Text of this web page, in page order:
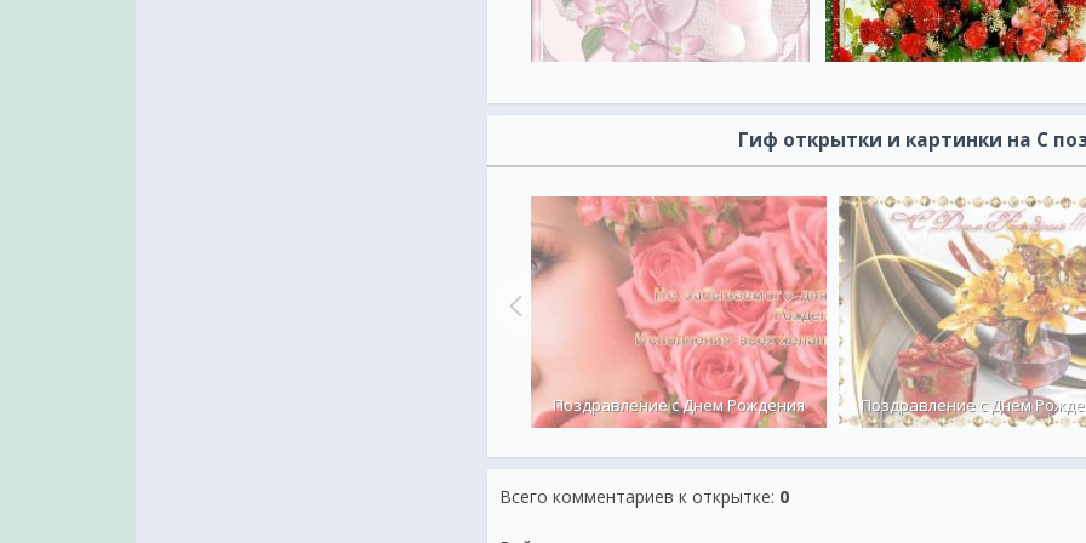
Гиф открытки и картинки на С
Поздравление с Днем Рождения Поздравление с Днем
Всего комментариев к открытке: 0